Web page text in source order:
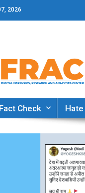
2026
Research and
Fact Check